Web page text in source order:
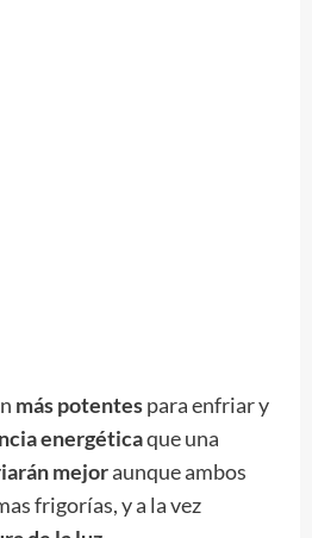
más potentespara enfriar y
energéticaque una
mejoraunque ambos
frigorías, y a la vez